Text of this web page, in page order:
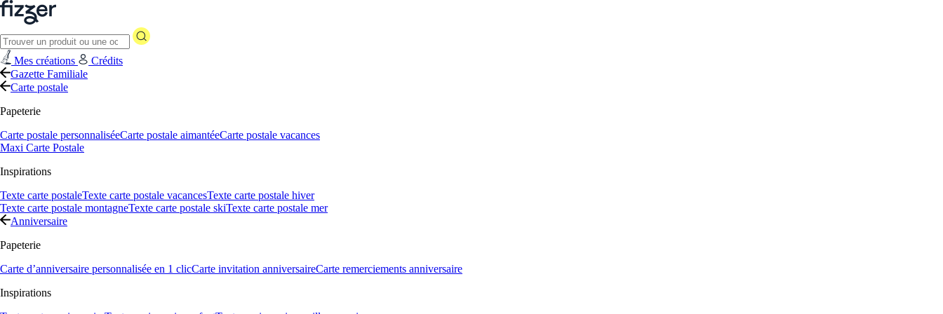
Mes créations
Crédits
Gazette Familiale
Carte postale
Papeterie
Carte postale personnaliséeCarte postale aimantéeCarte postale vacances
Maxi Carte Postale
Inspirations
Texte carte postaleTexte carte postale vacancesTexte carte postale hiver
Texte carte postale montagneTexte carte postale skiTexte carte postale mer
Anniversaire
Papeterie
Carte d’anniversaire personnalisée en 1 clicCarte invitation anniversaireCarte remerciements anniversaire
Inspirations